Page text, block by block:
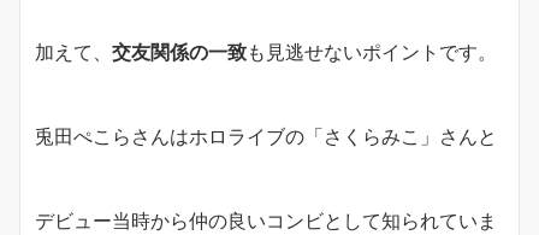
加えて、 交友関係の一致も見逃せないポイントです。
兎田ぺこらさんはホロライブの「さくらみこ」さんと
デビュー当時から仲の良いコンビとして知られていま